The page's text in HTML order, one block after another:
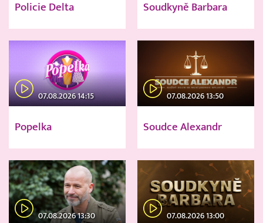
Policie Delta Soudkyně Barbara
07.08.2026 14:15
Popelka
07.08.2026 13:50
Soudce Alexandr
07.08.2026 13:30 07.08.2026 13:00